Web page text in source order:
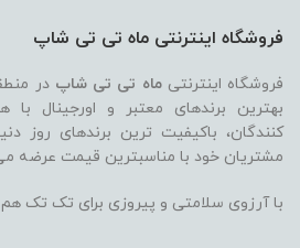
فروشگاه اینترنتی ماه تی تی شاپ
فروشگاه اینترنتیماه تی تی شاپ در
بهترین برندهای معتبر و اورجینال
کنندگان، باکیفیت ترین برندهای روز
مشتریان خود با مناسبترین قیمت عرضه
با آرزوی سلامتی و پیروزی برای تک تک